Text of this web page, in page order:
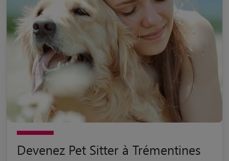
Devenez Pet Sitter à Trémentines